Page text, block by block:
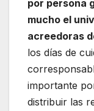
por persona
mucho el
acreedoras
los días de
importante
distribuir las